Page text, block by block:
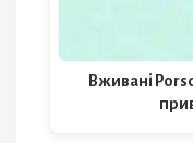
Вживані